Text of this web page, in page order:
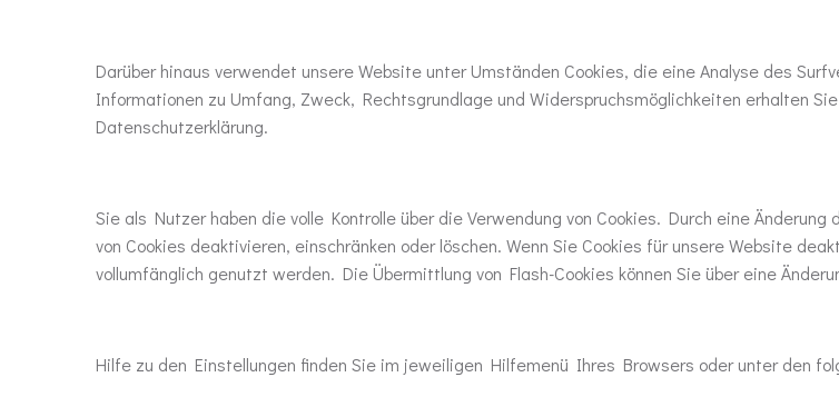
Darüber hinaus verwendet unsere Website unter Umständen Cookies, die eine Analyse des
Informationen zu Umfang, Zweck, Rechtsgrundlage und Widerspruchsmöglichkeiten erhalten
Datenschutzerklärung.
Sie als Nutzer haben die volle Kontrolle über die Verwendung von Cookies. Durch eine
von Cookies deaktivieren, einschränken oder löschen. Wenn Sie Cookies für unsere Website
vollumfänglich genutzt werden. Die Übermittlung von Flash-Cookies können Sie über eine
Hilfe zu den Einstellungen finden Sie im jeweiligen Hilfemenü Ihres Browsers oder unter den